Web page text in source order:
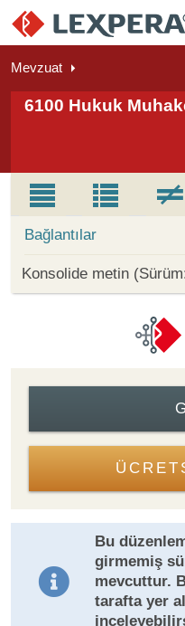
Mevzuat
6100 Hukuk
Bağlantılar
Konsolide metin
Bu
girmemiş
mevcuttur.
tarafta yer